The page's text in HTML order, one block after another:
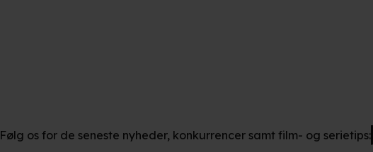
Følg os for de seneste nyheder, konkurrencer samt film- og serietips: